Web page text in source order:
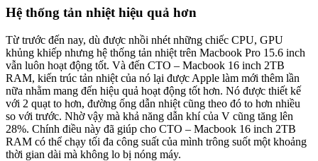
Hệ thống tản nhiệt hiệu quả hơn
Từ trước đến nay, dù được nhồi nhét những chiếc CPU, GPU
khủng khiếp nhưng hệ thống tản nhiệt trên Macbook Pro 15.6 inch
vẫn luôn hoạt động tốt. Và đến CTO – Macbook 16 inch 2TB
RAM, kiến trúc tản nhiệt của nó lại được Apple làm mới thêm lần
nữa nhằm mang đến hiệu quả hoạt động tốt hơn. Nó được thiết kế
với 2 quạt to hơn, đường ống dẫn nhiệt cũng theo đó to hơn nhiều
so với trước. Nhờ vậy mà khả năng dẫn khí của V cũng tăng lên
28%. Chính điều này đã giúp cho CTO – Macbook 16 inch 2TB
RAM có thể chạy tối đa công suất của mình trông suốt một khoảng
thời gian dài mà không lo bị nóng máy.